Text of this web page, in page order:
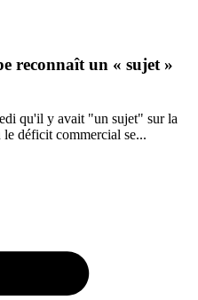
reconnaît un « sujet »
qu'il y avait "un sujet" sur la
déficit commercial se...